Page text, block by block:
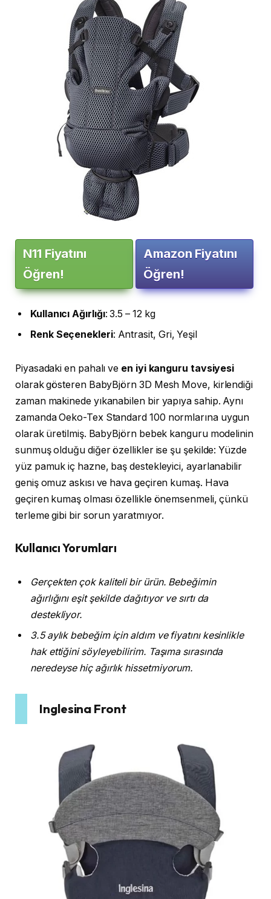
N11 Fiyatını
Öğren!
Amazon Fiyatını
Öğren!
Kullanıcı Ağırlığı: 3.5 – 12 kg
Renk Seçenekleri: Antrasit, Gri, Yeşil
Piyasadaki en pahalı ve en iyi kanguru tavsiyesi
olarak gösteren BabyBjörn 3D Mesh Move, kirlendiği
zaman makinede yıkanabilen bir yapıya sahip. Aynı
zamanda Oeko-Tex Standard 100 normlarına uygun
olarak üretilmiş. BabyBjörn bebek kanguru modelinin
sunmuş olduğu diğer özellikler ise şu şekilde: Yüzde
yüz pamuk iç hazne, baş destekleyici, ayarlanabilir
geniş omuz askısı ve hava geçiren kumaş. Hava
geçiren kumaş olması özellikle önemsenmeli, çünkü
terleme gibi bir sorun yaratmıyor.
Kullanıcı Yorumları
Gerçekten çok kaliteli bir ürün. Bebeğimin
ağırlığını eşit şekilde dağıtıyor ve sırtı da
destekliyor.
3.5 aylık bebeğim için aldım ve fiyatını kesinlikle
hak ettiğini söyleyebilirim. Taşıma sırasında
neredeyse hiç ağırlık hissetmiyorum.
Inglesina Front